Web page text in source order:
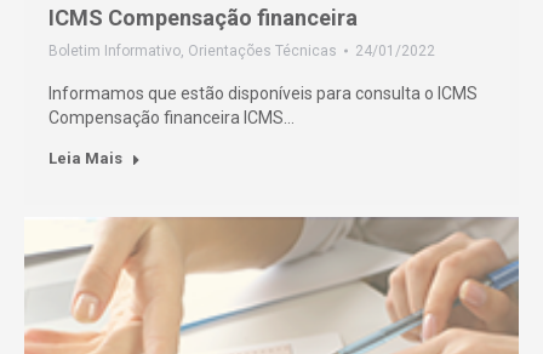
ICMS Compensação financeira
Boletim Informativo, Orientações Técnicas 24/01/2022
Informamos que estão disponíveis para consulta o ICMS
Compensação financeira ICMS…
Leia Mais